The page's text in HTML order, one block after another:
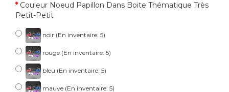
Couleur Noeud Papillon Dans Boite Thématique Très
Petit-Petit
noir (En inventaire: 5)
rouge (En inventaire: 5)
bleu (En inventaire: 5)
mauve (En inventaire: 5)